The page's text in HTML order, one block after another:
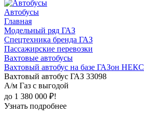
Автобусы
Главная
Модельный ряд ГАЗ
Спецтехника бренда ГАЗ
Пассажирские перевозки
Вахтовые автобусы
Вахтовый автобус на базе ГАЗон
Вахтовый автобус ГАЗ 33098
А/м Газ с выгодой
до 1 380 000 ₽!
Узнать подробнее